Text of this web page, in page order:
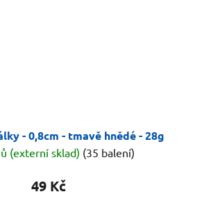
- 0,8cm - tmavě hnědé - 28g
(externí sklad) (35 balení)
49 Kč